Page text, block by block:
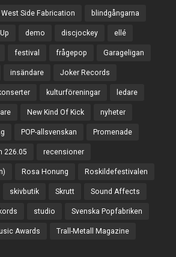
West Side Fabrication blindgångarna
demo discjockey ellé
festival frågepop Garageligan
insändare Joker Records
kulturföreningar ledare
New Kind Of Kick nyheter
POP-allsvenskan Promenade
226.05 recensioner
Rosa Honung Roskildefestivalen
skivbutik Skrutt Sound Affects
studio Svenska Popfabriken
Awards Trall-Metall Magazine